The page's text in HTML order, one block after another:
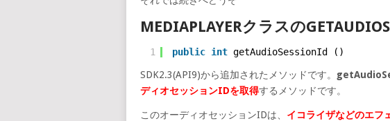
MEDIAPLAYERクラスの
1 public int getAudioSessionId ()
SDK2.3(API9)から追加されたメソッドです。
ディオセッションIDを取得するメソッドです。
このオーディオセッションIDは、 イコライザなどのエフ